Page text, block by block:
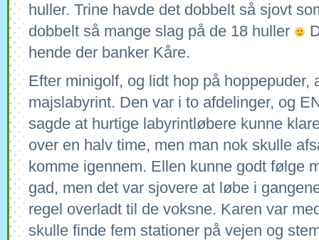
huller. Trine havde det dobbelt så sjovt
dobbelt så mange slag på de 18 huller
hende der banker Kåre.
Efter minigolf, og lidt hop på hoppepuder,
majslabyrint. Den var i to afdelinger, og
sagde at hurtige labyrintløbere kunne
over en halv time, men man nok skulle
komme igennem. Ellen kunne godt følge
gad, men det var sjovere at løbe i
regel overladt til de voksne. Karen var
skulle finde fem stationer på vejen og